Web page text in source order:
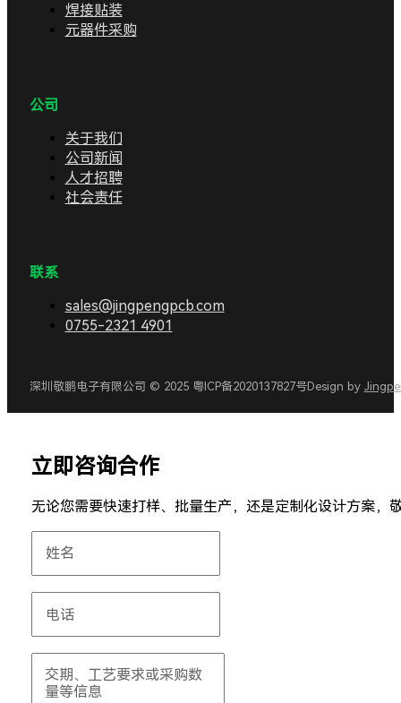
焊接贴装
元器件采购
公司
关于我们
公司新闻
人才招聘
社会责任
联系
sales@jingpengpcb.com
0755-2321 4901
深圳敬鹏电子有限公司 © 2025 粤ICP备2020137827号Design by
立即咨询合作
无论您需要快速打样、批量生产，还是定制化设计方案，